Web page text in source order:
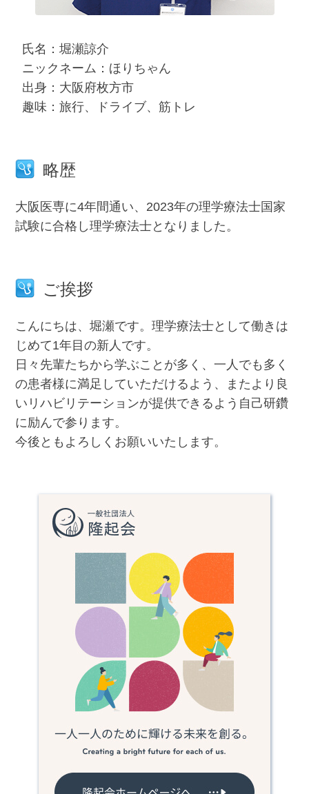
氏名：堀瀬諒介
ニックネーム：ほりちゃん
出身：大阪府枚方市
趣味：旅行、ドライブ、筋トレ
略歴
大阪医専に4年間通い、2023年の理学療法士国家
試験に合格し理学療法士となりました。
ご挨拶
こんにちは、堀瀬です。理学療法士として働きは
じめて1年目の新人です。
日々先輩たちから学ぶことが多く、一人でも多く
の患者様に満足していただけるよう、またより良
いリハビリテーションが提供できるよう自己研鑽
に励んで参ります。
今後ともよろしくお願いいたします。